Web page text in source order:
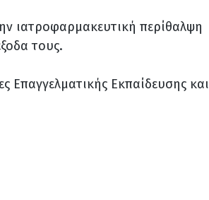
ιατροφαρμακευτική περίθαλψη
τους.
Εκπαίδευσης και